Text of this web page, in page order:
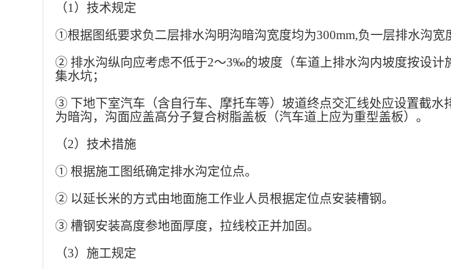
（1）技术规定
①根据图纸要求负二层排水沟明沟暗沟宽度均为300mm,负一层排水沟宽
② 排水沟纵向应考虑不低于2～3‰的坡度（车道上排水沟内坡度按设计
集水坑；
③ 下地下室汽车（含自行车、摩托车等）坡道终点交汇线处应设置截水
为暗沟，沟面应盖高分子复合树脂盖板（汽车道上应为重型盖板）。
（2）技术措施
① 根据施工图纸确定排水沟定位点。
② 以延长米的方式由地面施工作业人员根据定位点安装槽钢。
③ 槽钢安装高度参地面厚度，拉线校正并加固。
（3）施工规定